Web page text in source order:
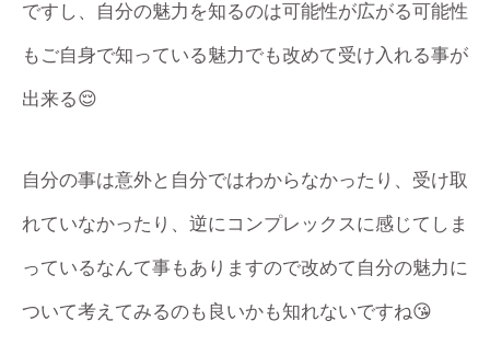
ですし、自分の魅力を知るのは可能性が広がる可能性
もご自身で知っている魅力でも改めて受け入れる事が
出来る😌
自分の事は意外と自分ではわからなかったり、受け取
れていなかったり、逆にコンプレックスに感じてしま
っているなんて事もありますので改めて自分の魅力に
ついて考えてみるのも良いかも知れないですね😘